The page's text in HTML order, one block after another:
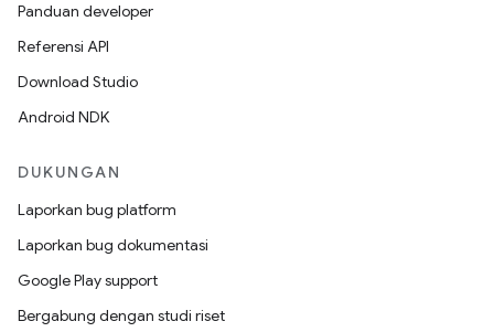
Panduan developer
Referensi API
Download Studio
Android NDK
DUKUNGAN
Laporkan bug platform
Laporkan bug dokumentasi
Google Play support
Bergabung dengan studi riset